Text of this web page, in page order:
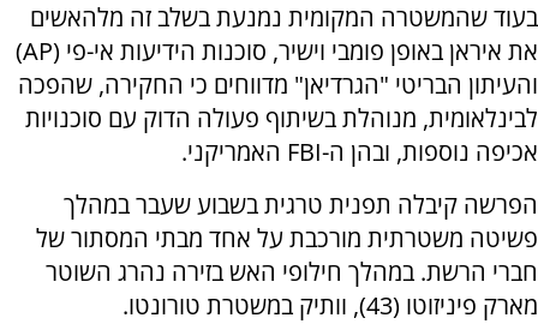
בעוד שהמשטרה המקומית נמנעת בשלב זה מלהאשים
את איראן באופן פומבי וישיר, סוכנות הידיעות אי-פי (AP)
והעיתון הבריטי "הגרדיאן" מדווחים כי החקירה, שהפכה
לבינלאומית, מנוהלת בשיתוף פעולה הדוק עם סוכנויות
אכיפה נוספות, ובהן ה-FBI האמריקני.
הפרשה קיבלה תפנית טרגית בשבוע שעבר במהלך
פשיטה משטרתית מורכבת על אחד מבתי המסתור של
חברי הרשת. במהלך חילופי האש בזירה נהרג השוטר
מארק פיניזוטו (43), וותיק במשטרת טורונטו.